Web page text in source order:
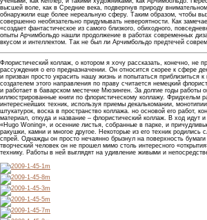
высшей воле, как в Средние века, подвергнув природу
обнаружили еще более нереальную сферу. Таким образом, чтобы
совершенно необязательно придумывать невероятности. Как
«создает фантастическое из самого близкого, обиходного,
опыты Арчимбольдо нашли продолжение в работах современных
вкусом и интеллектом. Так не был ли Арчимбольдо предтечей
Флористический коллаж, о котором я хочу рассказать, конечно, не
рассуждения о его предназначении. Он относится скорее к сфере
и призван просто украсить нашу жизнь и попытаться приблизиться
создателем этого направления по праву считается немецкий
и работает в баварском местечке Мюзинген. За долгие годы работы
иллюстрированные книги по флористическому коллажу. Фридхельм
интереснейших техник, используя приемы декалькомании,
штукатурок, воска в пространство коллажа. но основой его работ,
материал, откуда и название – флористический коллаж. В ход идут
«Hugo Woning», и осенние листья, собранные в парке, и
ракушки, камни и многое другое. Некоторые из его техник родились
спрей. Однажды он просто нечаянно брызнул на поверхность
творческий человек он не прошел мимо столь интересного
технику. Работы в ней выглядят на удивление живыми и